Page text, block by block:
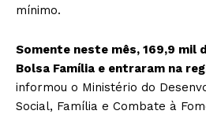
mínimo.
Somente neste mês, 169,9 mil
Bolsa Família e entraram na
informou o Ministério do
Social, Família e Combate à